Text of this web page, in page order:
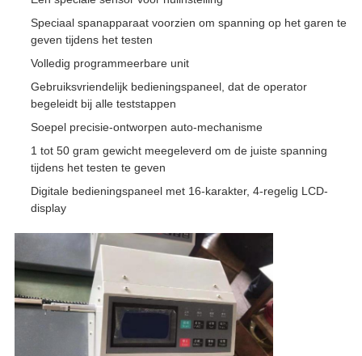
Speciaal spanapparaat voorzien om spanning op het garen te
geven tijdens het testen
Volledig programmeerbare unit
Gebruiksvriendelijk bedieningspaneel, dat de operator
begeleidt bij alle teststappen
Soepel precisie-ontworpen auto-mechanisme
1 tot 50 gram gewicht meegeleverd om de juiste spanning
tijdens het testen te geven
Digitale bedieningspaneel met 16-karakter, 4-regelig LCD-
display